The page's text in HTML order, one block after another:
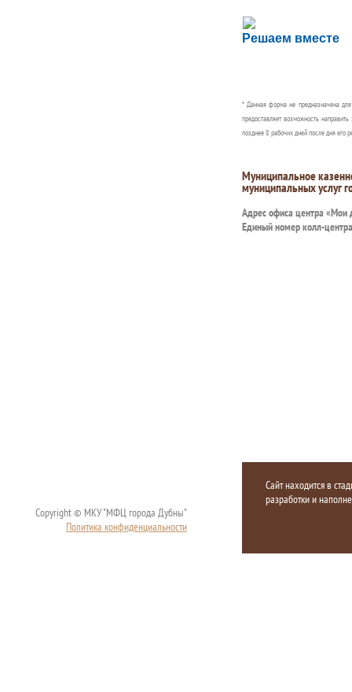
Решаем вместе
Сложности с
Сообщите об этом
* Данная форма не предназначена
предоставляет возможность
позднее 8 рабочих дней после дня его
Муниципальное
муниципальных услуг
Адрес офиса центра «Мои
Единый номер колл-
Copyright © МКУ "МФЦ города Дубны"
Политика конфиденциальности
Сайт находится в
разработки и